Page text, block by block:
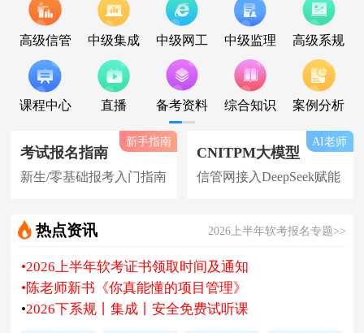
高级信管 中级集成 中级网工 中级监理 高级系规
课程中心 直播 备考资料 综合知识 案例分析
考试报名指南
新生/零基础报考入门指南
新手指南
CNITPM大模型
信管网接入DeepSeek赋能
AI老师
热点资讯 2026上半年软考报名专题>>
•2026上半年软考证书领取时间及通知
•陈老师新书《你真能懂的项目管理》
•2026下系规丨集成丨安全免费试听课